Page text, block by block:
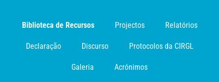
Biblioteca de Recursos Projectos Relatórios
Declaração Discurso Protocolos da CIRGL
Galeria Acrónimos